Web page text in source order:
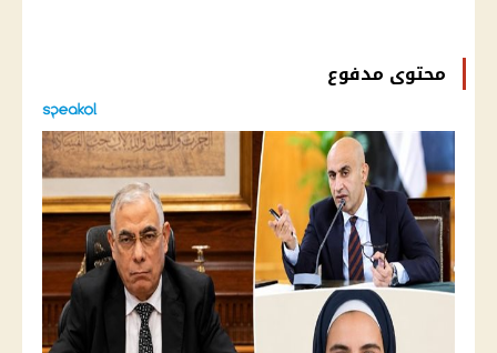
محتوى مدفوع